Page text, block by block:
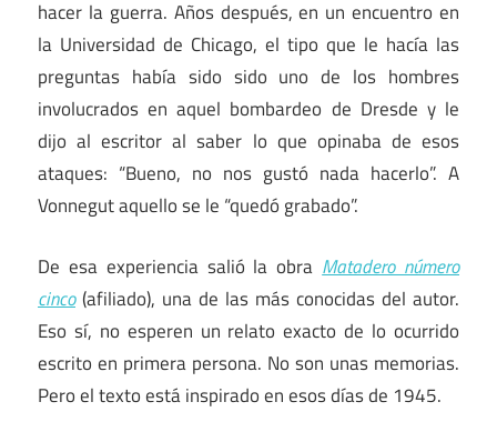
hacer la guerra. Años después, en un encuentro en
la Universidad de Chicago, el tipo que le hacía las
preguntas había sido sido uno de los hombres
involucrados en aquel bombardeo de Dresde y le
dijo al escritor al saber lo que opinaba de esos
ataques: “Bueno, no nos gustó nada hacerlo”. A
Vonnegut aquello se le “quedó grabado”.
De esa experiencia salió la obra Matadero número
cinco(afiliado), una de las más conocidas del autor.
Eso sí, no esperen un relato exacto de lo ocurrido
escrito en primera persona. No son unas memorias.
Pero el texto está inspirado en esos días de 1945.